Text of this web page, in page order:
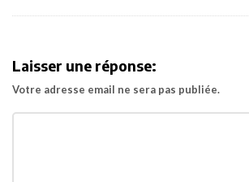
Laisser une réponse:
Votre adresse email ne sera pas publiée.